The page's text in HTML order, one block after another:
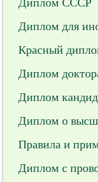
Диплом для
Красный
Диплом
Диплом
Диплом о
Правила и
Диплом с